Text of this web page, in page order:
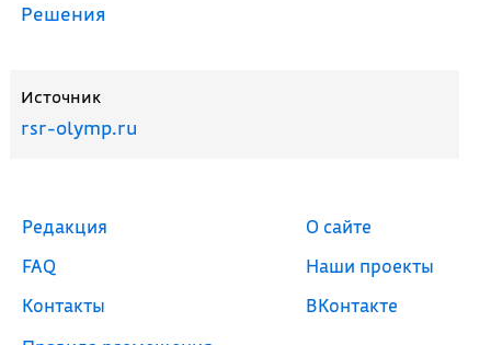
Решения
Источник
rsr-olymp.ru
Редакция
FAQ
Контакты
О сайте
Наши проекты
ВКонтакте